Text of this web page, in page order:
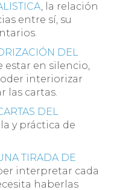
, la relación
entre sí, su
DEL
estar en silencio,
interiorizar
las cartas.
DEL
y práctica de
TIRADA DE
interpretar cada
haberlas